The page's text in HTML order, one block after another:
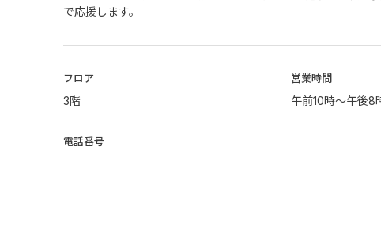
で応援します。
​フロア
3階
電話番号
営業時間
午前10時～午後8